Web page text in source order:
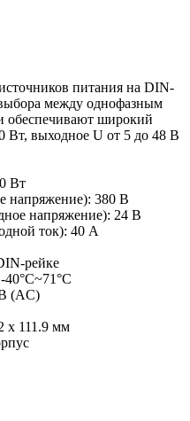
питания на DIN-
между однофазным
обеспечивают широкий
Вт, выходное U от 5 до 48 В
Вт
напряжение): 380 В
напряжение): 24 В
ток): 40 А
рейке
40°C~71°C
(AC)
x 111.9 мм